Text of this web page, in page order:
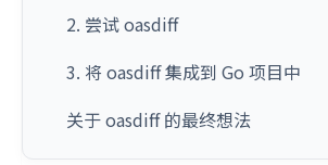
2. 尝试 oasdiff
3. 将 oasdiff 集成到 Go 项目中
关于 oasdiff 的最终想法